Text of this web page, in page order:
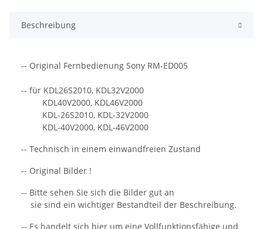
Beschreibung
-- Original Fernbedienung Sony RM-ED005
-- für KDL26S2010, KDL32V2000
KDL40V2000, KDL46V2000
KDL-26S2010, KDL-32V2000
KDL-40V2000, KDL-46V2000
-- Technisch in einem einwandfreien Zustand
-- Original Bilder !
-- Bitte sehen Sie sich die Bilder gut an
sie sind ein wichtiger Bestandteil der Beschreibung.
-- Es handelt sich hier um eine Vollfunktionsfähige und